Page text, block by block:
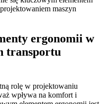
maszyn
ergonomii w
transportu
rolę w projektowaniu
wpływa na komfort i